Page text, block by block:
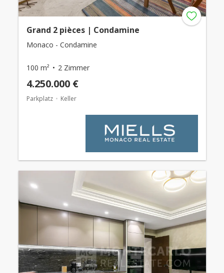
Grand 2 pièces | Condamine
Monaco - Condamine
100 m² 2 Zimmer
4.250.000 €
Parkplatz Keller